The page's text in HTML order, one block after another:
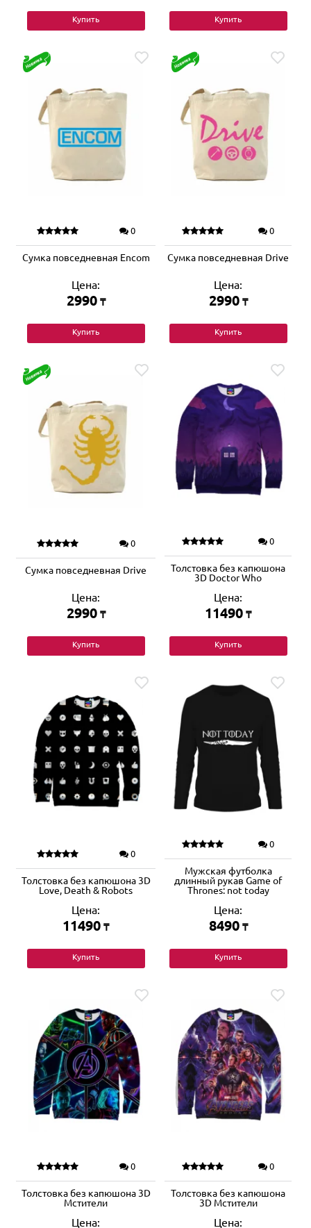
Купить Купить
0
Сумка повседневная Encom
Цена:
2990 ₸
Купить
0
Сумка повседневная Drive
Цена:
2990 ₸
Купить
0
Сумка повседневная Drive
Цена:
2990 ₸
Купить
0
Толстовка без капюшона
3D Doctor Who
Цена:
11490 ₸
Купить
0
Толстовка без капюшона 3D
Love, Death & Robots
Цена:
11490 ₸
Купить
0
Мужская футболка
длинный рукав Game of
Thrones: not today
Цена:
8490 ₸
Купить
0
Толстовка без капюшона 3D
Мстители
Цена:
0
Толстовка без капюшона
3D Мстители
Цена: